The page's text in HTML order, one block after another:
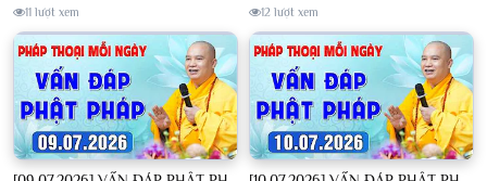
11 lượt xem 12 lượt xem